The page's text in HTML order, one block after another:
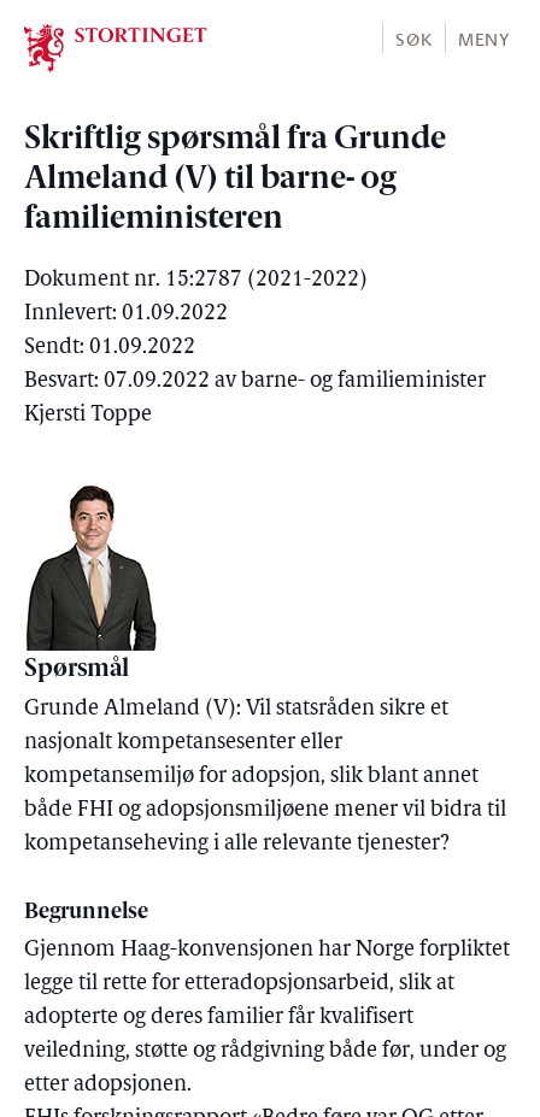
Stortinget.no
SØK MENY
Skriftlig spørsmål fra Grunde
Almeland (V) til barne- og
familieministeren
Dokument nr. 15:2787 (2021-2022)
Innlevert: 01.09.2022
Sendt: 01.09.2022
Besvart: 07.09.2022 av barne- og familieminister
Kjersti Toppe
Spørsmål
Grunde Almeland (V): Vil statsråden sikre et
nasjonalt kompetansesenter eller
kompetansemiljø for adopsjon, slik blant annet
både FHI og adopsjonsmiljøene mener vil bidra til
kompetanseheving i alle relevante tjenester?
Begrunnelse
Gjennom Haag-konvensjonen har Norge forpliktet
legge til rette for etteradopsjonsarbeid, slik at
adopterte og deres familier får kvalifisert
veiledning, støtte og rådgivning både før, under og
etter adopsjonen.